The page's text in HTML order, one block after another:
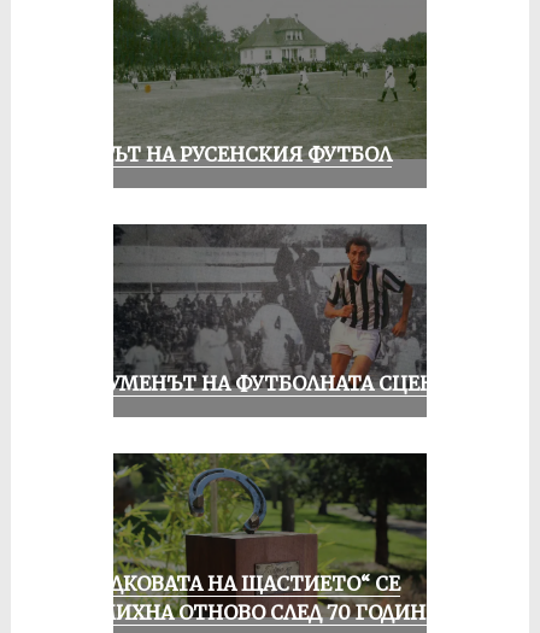
ВЕКЪТ НА РУСЕНСКИЯ ФУТБОЛ
ШОУМЕНЪТ НА ФУТБОЛНАТА СЦЕНА
„ПОДКОВАТА НА ЩАСТИЕТО“ СЕ
УСМИХНА ОТНОВО СЛЕД 70 ГОДИНИ